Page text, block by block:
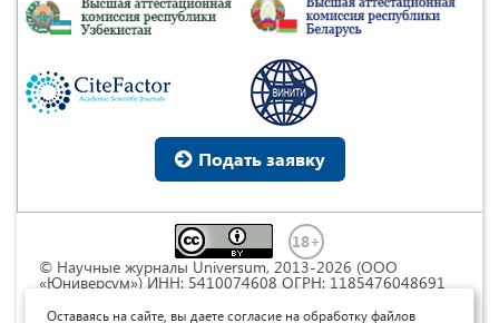
Подать заявку
© Научные журналы Universum, 2013-2026 (ООО
«Юниверсум») ИНН: 5410074608 ОГРН: 1185476048691
Commons « Attribution» («Атрибуция») 4.0
Оставаясь на сайте, вы даете согласие на обработку файлов